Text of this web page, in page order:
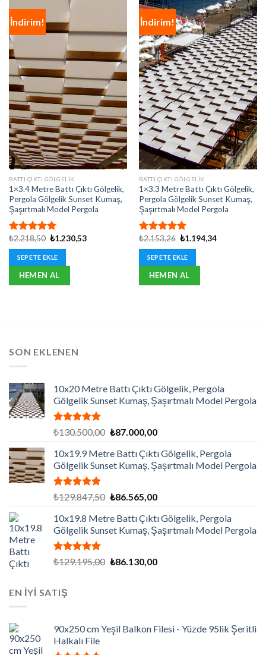
İndirim!
BATTI ÇIKTI GÖLGELIK
1×3.4 Metre Battı Çıktı Gölgelik,
Pergola Gölgelik Sunset Kumaş,
Şaşırtmalı Model Pergola
5 üzerinden
5.00oy
aldı
₺2.218,50 Orijinal
₺2.218,50.
₺1.230,53Şu
SEPETE EKLE
HEMEN AL
İndirim!
BATTI ÇIKTI GÖLGELIK
1×3.3 Metre Battı Çıktı Gölgelik,
Pergola Gölgelik Sunset Kumaş,
Şaşırtmalı Model Pergola
5 üzerinden
5.00oy
aldı
₺2.153,26 Orijinal
₺2.153,26.
₺1.194,34Şu
SEPETE EKLE
HEMEN AL
SON EKLENEN
10x20 Metre Battı Çıktı Gölgelik, Pergola
Gölgelik Sunset Kumaş, Şaşırtmalı Model Pergola
5 üzerinden
aldı
₺130.500,00 Orijinal
₺130.500,00.
₺87.000,00Şu
fiyat:
₺87.000,00.
10x19.9 Metre Battı Çıktı Gölgelik, Pergola
Gölgelik Sunset Kumaş, Şaşırtmalı Model Pergola
5 üzerinden
aldı
₺129.847,50 Orijinal
₺129.847,50.
₺86.565,00Şu
fiyat:
₺86.565,00.
10x19.8 Metre Battı Çıktı Gölgelik, Pergola
Gölgelik Sunset Kumaş, Şaşırtmalı Model Pergola
5 üzerinden
₺129.195,00 Orijinal
₺86.130,00Şu
EN İYİ SATIŞ
90x250 cm Yeşil Balkon Filesi - Yüzde 95lik Şeritli
Halkalı File